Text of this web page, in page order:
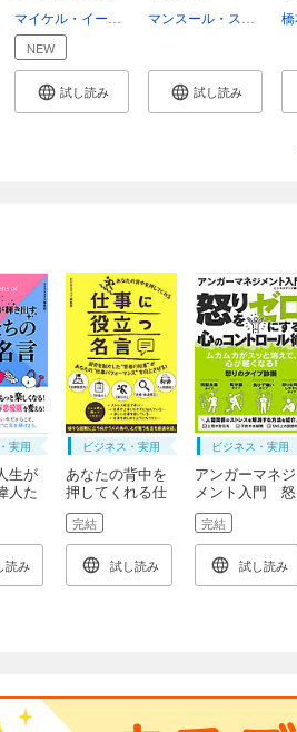
須川綾子
NEW
試し読み 試し読み
実用
生が
人た
読み
ビジネス・実用
あなたの背中を
押してくれる仕
事に役立つ名言
完結
試し読み
ビジネス・実用
アンガーマネジ
メント入門 怒
りをゼロにする
心のコントロー
ル術
完結
試し読み